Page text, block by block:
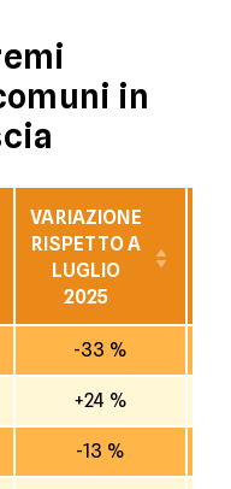
in
VARIAZIONE
RISPETTO A
LUGLIO
2025
-33 %
+24 %
-13 %